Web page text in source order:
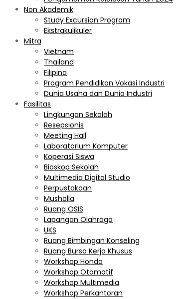
Non Akademik
Study Excursion Program
Ekstrakulikuler
Mitra
Vietnam
Thailand
Filipina
Program Pendidikan Vokasi Industri
Dunia Usaha dan Dunia Industri
Fasilitas
Lingkungan Sekolah
Resepsionis
Meeting Hall
Laboratorium Komputer
Koperasi Siswa
Bioskop Sekolah
Multimedia Digital Studio
Perpustakaan
Musholla
Ruang OSIS
Lapangan Olahraga
UKS
Ruang Bimbingan Konseling
Ruang Bursa Kerja Khusus
Workshop Honda
Workshop Otomotif
Workshop Multimedia
Workshop Perkantoran